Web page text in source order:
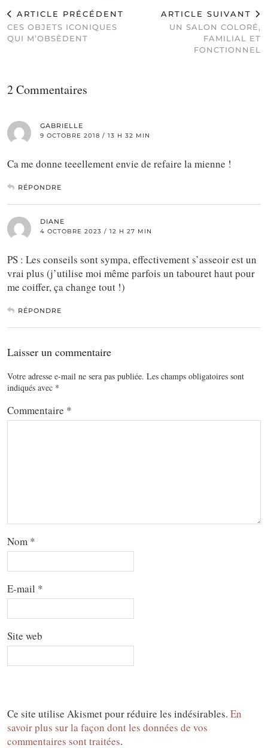
ARTICLE PRÉCÉDENT
CES OBJETS ICONIQUES
QUI M’OBSÈDENT
ARTICLE SUIVANT
UN SALON COLORÉ,
FAMILIAL ET
FONCTIONNEL
2 Commentaires
GABRIELLE
9 OCTOBRE 2018 / 13 H 32 MIN
Ca me donne teeellement envie de refaire la mienne !
RÉPONDRE
DIANE
4 OCTOBRE 2023 / 12 H 27 MIN
PS : Les conseils sont sympa, effectivement s’asseoir est un
vrai plus (j’utilise moi même parfois un tabouret haut pour
me coiffer, ça change tout !)
RÉPONDRE
Laisser un commentaire
Votre adresse e-mail ne sera pas publiée. Les champs obligatoires sont
indiqués avec *
Commentaire *
Nom *
E-mail *
Site web
Ce site utilise Akismet pour réduire les indésirables. En
savoir plus sur la façon dont les données de vos
commentaires sont traitées.